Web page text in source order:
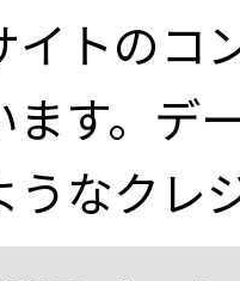
イトのコ
ます。デ
うなクレ